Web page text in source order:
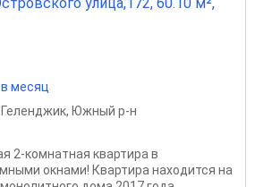
месяц
Геленджик, Южный р-н
2-комнатная квартира в
окнами! Квартира находится на